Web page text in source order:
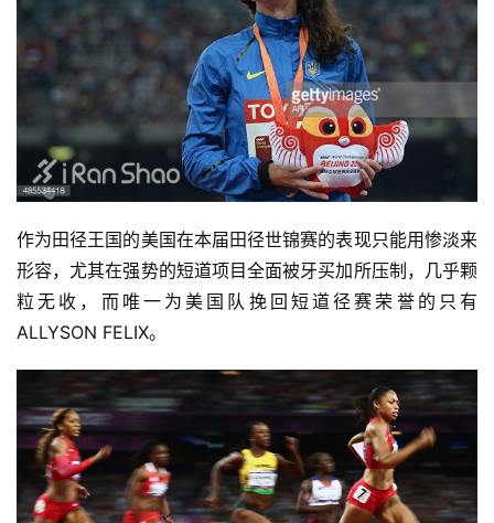
作为田径王国的美国在本届田径世锦赛的表现只能用惨淡来
形容，尤其在强势的短道项目全面被牙买加所压制，几乎颗
粒无收，而唯一为美国队挽回短道径赛荣誉的只有
ALLYSON FELIX。